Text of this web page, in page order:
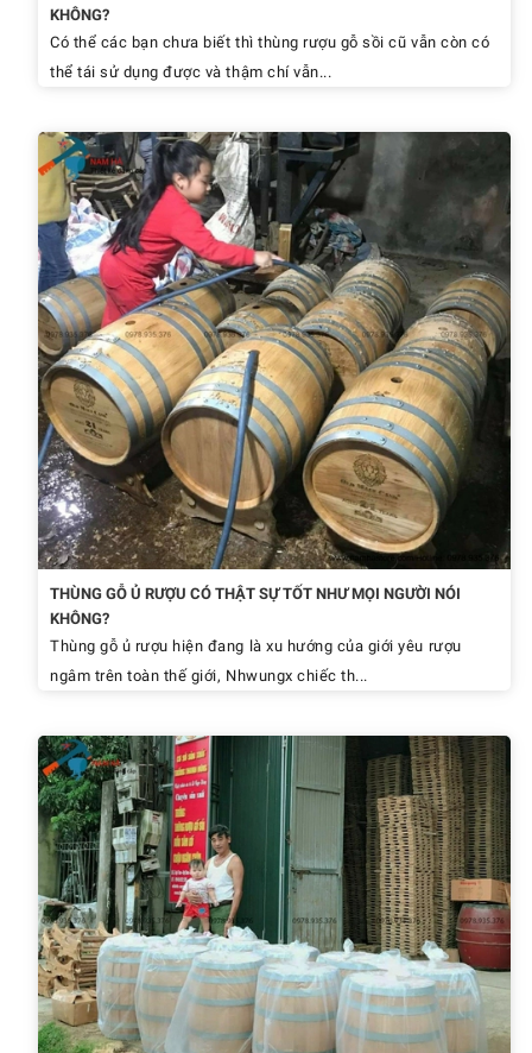
KHÔNG?
Có thể các bạn chưa biết thì thùng rượu gỗ sồi cũ vẫn còn có
thể tái sử dụng được và thậm chí vẫn...
THÙNG GỖ Ủ RƯỢU CÓ THẬT SỰ TỐT NHƯ MỌI NGƯỜI NÓI
KHÔNG?
Thùng gỗ ủ rượu hiện đang là xu hướng của giới yêu rượu
ngâm trên toàn thế giới, Nhwungx chiếc th...